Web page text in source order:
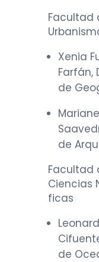
Facultad
Xenia
Farfán,
de
de
Facultad
Ciencias
ficas
de